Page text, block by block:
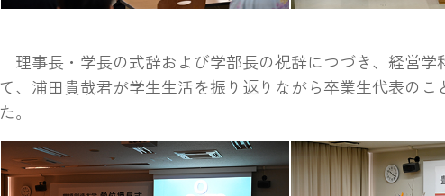
理事長・学長の式辞および学部長の祝辞につづき、経営学
て、浦田貴哉君が学生生活を振り返りながら卒業生代表のこ
た。